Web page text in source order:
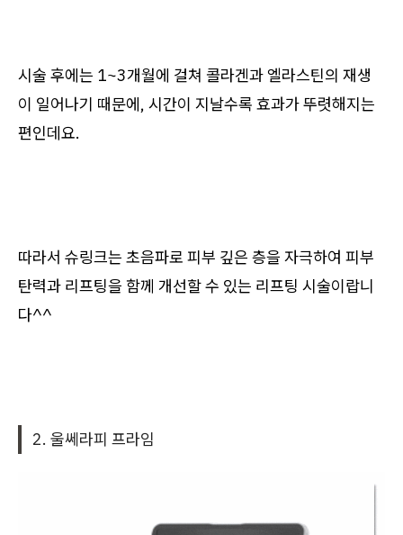
시술 후에는 1~3개월에 걸쳐 콜라겐과 엘라스틴의 재생
이 일어나기 때문에, 시간이 지날수록 효과가 뚜렷해지는
편인데요.
따라서 슈링크는 초음파로 피부 깊은 층을 자극하여 피부
탄력과 리프팅을 함께 개선할 수 있는 리프팅 시술이랍니
다^^
2. 울쎄라피 프라임